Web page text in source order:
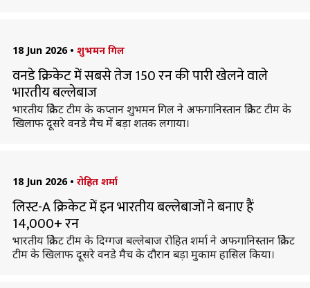
18 Jun 2026 • शुभमन गिल
वनडे क्रिकेट में सबसे तेज 150 रन की पारी खेलने वाले
भारतीय बल्लेबाज
भारतीय क्रिकेट टीम के कप्तान शुभमन गिल ने अफगानिस्तान क्रिकेट टीम के
खिलाफ दूसरे वनडे मैच में बड़ा शतक लगाया।
18 Jun 2026 • रोहित शर्मा
लिस्ट-A क्रिकेट में इन भारतीय बल्लेबाजों ने बनाए हैं
14,000+ रन
भारतीय क्रिकेट टीम के दिग्गज बल्लेबाज रोहित शर्मा ने अफगानिस्तान क्रिकेट
टीम के खिलाफ दूसरे वनडे मैच के दौरान बड़ा मुकाम हासिल किया।